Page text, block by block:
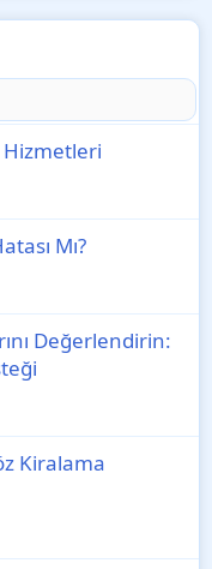
Mı?
Değerlendirin:
Kiralama